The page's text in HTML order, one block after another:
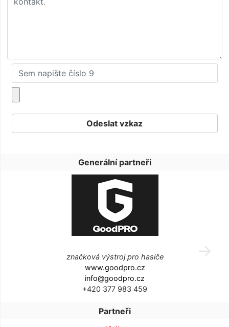
Generální partneři
značková výstroj pro hasiče
www.goodpro.cz
info@goodpro.cz
+420 377 983 459
Partneři